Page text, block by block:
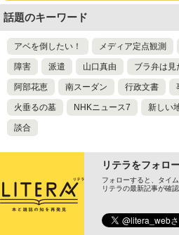
話題のキーワード
アベを倒したい！ メディア定点観測
障害 派遣 山口真由 ブラ弁は見
阿部花恵 南スーダン 行政文書
火垂るの墓 NHKニュース7 新しい
談合
リテラをフォロ
フォローすると、タイ
リテラの最新記事が確認